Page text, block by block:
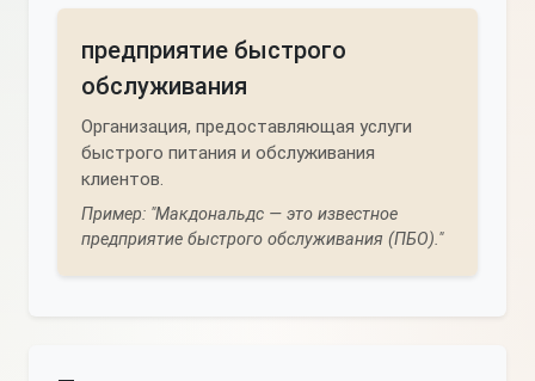
предприятие быстрого
обслуживания
Организация, предоставляющая услуги
быстрого питания и обслуживания
клиентов.
Пример: "Макдональдс — это известное
предприятие быстрого обслуживания (ПБО)."